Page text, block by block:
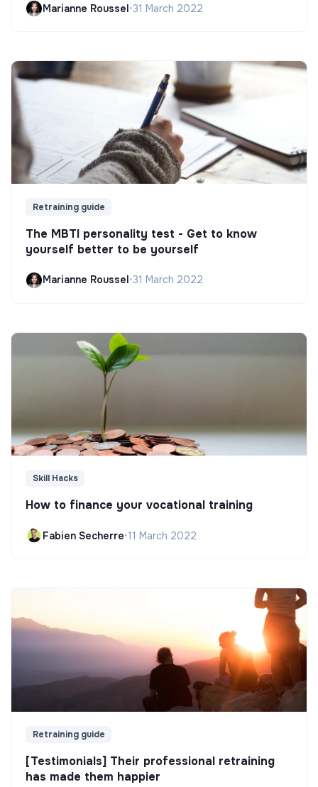
Marianne Roussel•31 March 2022
Retraining guide
The MBTI personality test - Get to know
yourself better to be yourself
Marianne Roussel •31 March 2022
Skill Hacks
How to finance your vocational training
Fabien Secherre•11 March 2022
Retraining guide
[Testimonials] Their professional retraining
has made them happier